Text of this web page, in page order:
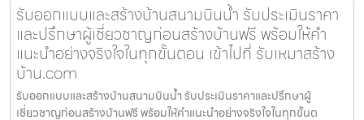
รับออกแบบและสร้างบ้านสนามบินน้ำ รับประเมินราคา
และปรึกษาผู้เชี่ยวชาญก่อนสร้างบ้านฟรี พร้อมให้คำ
แนะนำอย่างจริงใจในทุกขั้นตอน เข้าไปที่ รับเหมาสร้าง
บ้าน.com
รับออกแบบและสร้างบ้านสนามบินน้ำ รับประเมินราคาและปรึกษาผู้
เชี่ยวชาญก่อนสร้างบ้านฟรี พร้อมให้คำแนะนำอย่างจริงใจในทุกขั้นต